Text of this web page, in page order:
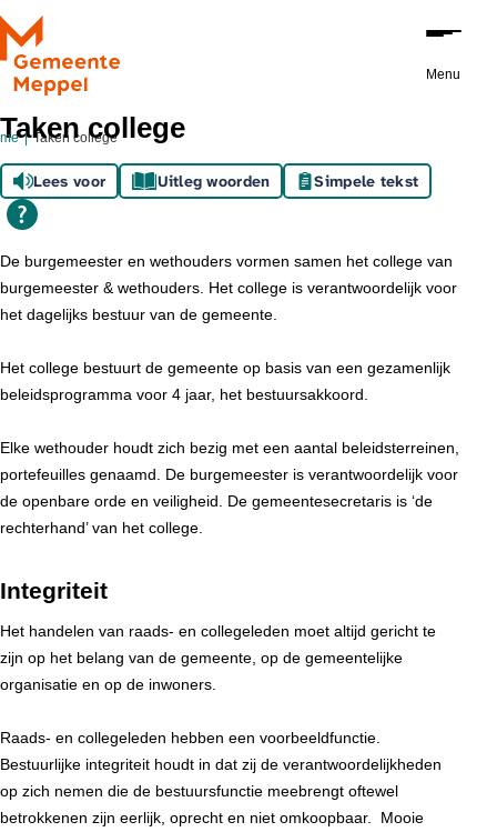
Ga naar de inhoud
Menu
Taken college
Taken college
Lees voor Uitleg woorden Simpele tekst
De burgemeester en wethouders vormen samen het college van
burgemeester & wethouders. Het college is verantwoordelijk voor
het dagelijks bestuur van de gemeente.
Het college bestuurt de gemeente op basis van een gezamenlijk
beleidsprogramma voor 4 jaar, het bestuursakkoord.
Elke wethouder houdt zich bezig met een aantal beleidsterreinen,
portefeuilles genaamd. De burgemeester is verantwoordelijk voor
de openbare orde en veiligheid. De gemeentesecretaris is ‘de
rechterhand’ van het college.
Integriteit
Het handelen van raads- en collegeleden moet altijd gericht te
zijn op het belang van de gemeente, op de gemeentelijke
organisatie en op de inwoners.
Raads- en collegeleden hebben een voorbeeldfunctie.
Bestuurlijke integriteit houdt in dat zij de verantwoordelijkheden
op zich nemen die de bestuursfunctie meebrengt oftewel
betrokkenen zijn eerlijk, oprecht en niet omkoopbaar. Mooie